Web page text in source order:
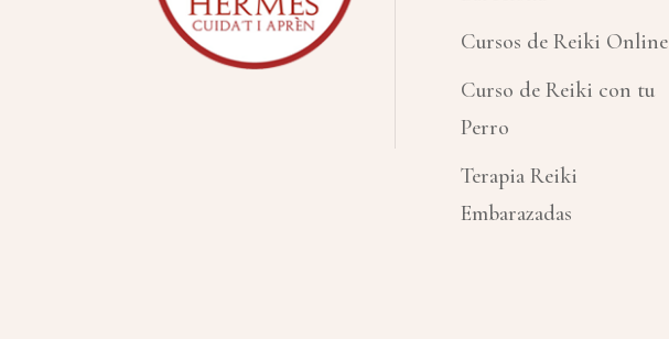
Cursos de Reiki Online
Curso de Reiki con tu
Perro
Terapia Reiki
Embarazadas